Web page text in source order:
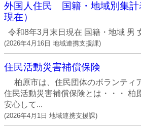
外国人住民 国籍・地域別集計
現在）
令和8年3月末日現在 国籍・地域 男
(2026年4月16日 地域連携支援課)
住民活動災害補償保険
柏原市は、住民団体のボランティ
住民活動災害補償保険とは・・・ 柏
安心して...
(2026年4月1日 地域連携支援課)